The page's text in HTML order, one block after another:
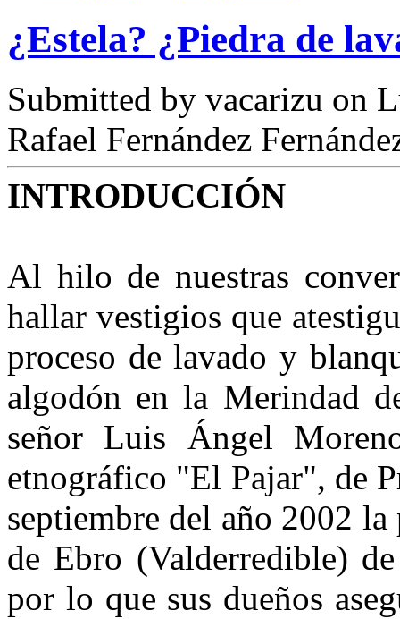
¿Estela? ¿Piedra de
Submitted by vacarizu on
Rafael Fernández
INTRODUCCIÓN
Al hilo de nuestras
hallar vestigios que
proceso de lavado y
algodón en la Merindad
señor Luis Ángel
etnográfico "El Pajar", de
septiembre del año 2002
de Ebro (Valderredible)
por lo que sus dueños